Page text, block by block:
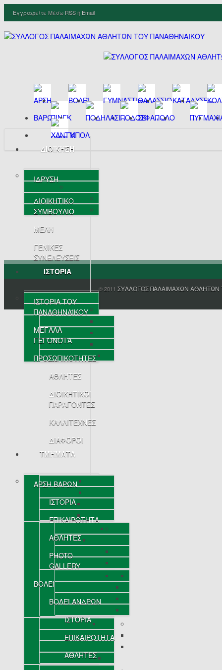
Εγγραφείτε Μέσω RSSή Email
ΔΙΟΙΚΗΣΗ
ΙΔΡΥΣΗ
ΔΙΟΙΚΗΤΙΚΟ
ΣΥΜΒΟΥΛΙΟ
ΜΕΛΗ
ΓΕΝΙΚΕΣ
ΣΥΝΕΛΕΥΣΕΙΣ
ΙΣΤΟΡΙΑ
ΙΣΤΟΡΙΑ ΤΟΥ
ΠΑΝΑΘΗΝΑΪΚΟΥ
ΜΕΓΑΛΑ
ΓΕΓΟΝΟΤΑ
ΠΡΟΣΩΠΙΚΟΤΗΤΕΣ
ΑΘΛΗΤΕΣ
ΔΙΟΙΚΗΤΙΚΟΙ
ΠΑΡΑΓΟΝΤΕΣ
ΚΑΛΛΙΤΕΧΝΕΣ
ΔΙΑΦΟΡΟΙ
ΤΜΗΜΑΤΑ
ΑΡΣΗ ΒΑΡΩΝ
ΙΣΤΟΡΙΑ
ΕΠΙΚΑΙΡΟΤΗΤΑ
ΑΘΛΗΤΕΣ
PHOTO
GALLERY
ΒΟΛΕΪ
ΒΟΛΕΪ ΑΝΔΡΩΝ
ΙΣΤΟΡΙΑ
ΕΠΙΚΑΙΡΟΤΗΤΑ
ΑΘΛΗΤΕΣ
© 2011 ΣΥΛΛΟΓΟΣ ΠΑΛΑΙΜΑΧΩΝ ΑΘΛΗΤΩΝ